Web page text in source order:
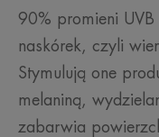
90% promieni UVB
naskórek, czyli
Stymulują one
melaniną,
zabarwia